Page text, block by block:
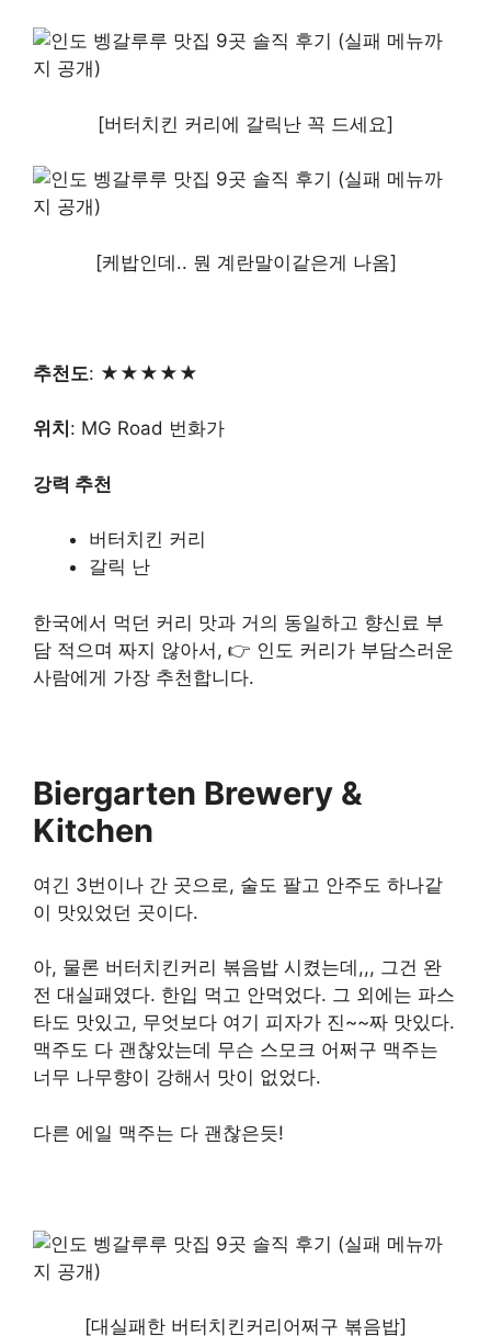
[버터치킨 커리에 갈릭난 꼭 드세요]
[케밥인데.. 뭔 계란말이같은게 나옴]
추천도: ★★★★★
위치 : MG Road 번화가
강력 추천
버터치킨 커리
갈릭 난
한국에서 먹던 커리 맛과 거의 동일하고 향신료 부
담 적으며 짜지 않아서, 👉 인도 커리가 부담스러운
사람에게 가장 추천합니다.
Biergarten Brewery &
Kitchen
여긴 3번이나 간 곳으로, 술도 팔고 안주도 하나같
이 맛있었던 곳이다.
아, 물론 버터치킨커리 볶음밥 시켰는데,,, 그건 완
전 대실패였다. 한입 먹고 안먹었다. 그 외에는 파스
타도 맛있고, 무엇보다 여기 피자가 진~~짜 맛있다.
맥주도 다 괜찮았는데 무슨 스모크 어쩌구 맥주는
너무 나무향이 강해서 맛이 없었다.
다른 에일 맥주는 다 괜찮은듯!
[대실패한 버터치킨커리어쩌구 볶음밥]